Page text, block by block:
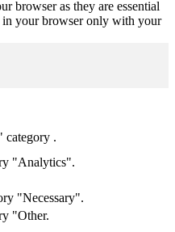
browser as they are essential
in your browser only with your
category .
"Analytics".
"Necessary".
"Other.